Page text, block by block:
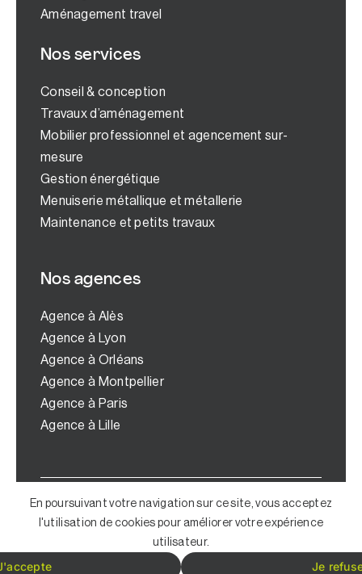
Aménagement travel
Nos services
Conseil & conception
Travaux d’aménagement
Mobilier professionnel et agencement sur-
mesure
Gestion énergétique
Menuiserie métallique et métallerie
Maintenance et petits travaux
Nos agences
Agence à Alès
Agence à Lyon
Agence à Orléans
Agence à Montpellier
Agence à Paris
Agence à Lille
© Copyright 2024 | Tous droits réservés |
Mentions légales |Politique de
| Lovingly designed by
Digital4All
En poursuivant votre navigation sur ce site, vous acceptez
l'utilisation de cookies pour améliorer votre expérience
utilisateur.
Je